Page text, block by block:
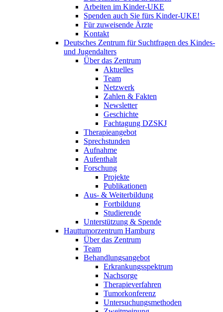
Arbeiten im Kinder-UKE
Spenden auch Sie fürs Kinder-UKE!
Für zuweisende Ärzte
Kontakt
Deutsches Zentrum für Suchtfragen des Kindes-
und Jugendalters
Über das Zentrum
Aktuelles
Team
Netzwerk
Zahlen & Fakten
Newsletter
Geschichte
Fachtagung DZSKJ
Therapieangebot
Sprechstunden
Aufnahme
Aufenthalt
Forschung
Projekte
Publikationen
Aus- & Weiterbildung
Fortbildung
Studierende
Unterstützung & Spende
Hauttumorzentrum Hamburg
Über das Zentrum
Team
Behandlungsangebot
Erkrankungsspektrum
Nachsorge
Therapieverfahren
Tumorkonferenz
Untersuchungsmethoden